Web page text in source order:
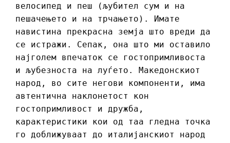
велосипед и пеш (љубител сум и на
пешачењето и на трчањето). Имате
навистина прекрасна земја што вреди да
се истражи. Сепак, она што ми оставило
најголем впечаток се гостопримливоста
и љубезноста на луѓето. Македонскиот
народ, во сите негови компоненти, има
автентична наклонетост кон
гостопримливост и дружба,
карактеристики кои од таа гледна точка
го доближуваат до италијанскиот народ